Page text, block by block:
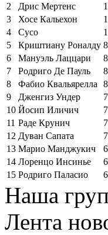
2
Дрис Мертенс
3
Хосе Кальехон
4
Сусо
5
Криштиану Роналду 8
6
Мануэль Лаццари
8
7
Родриго Де Пауль
8
8
Фабио Квальярелла
8
9
Дженгиз Ундер
7
10 Йосип Иличич
7
11 Раде Крунич
7
12 Дуван Сапата
7
13 Марио Манджукич
6
14 Лоренцо Инсинье
6
15 Родриго Паласио 6
Наша
Лента